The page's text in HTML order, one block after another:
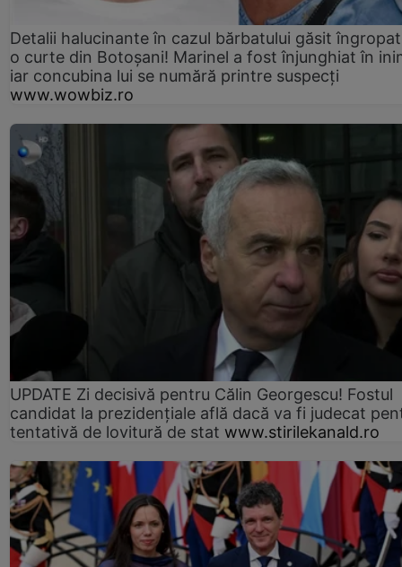
Detalii halucinante în cazul bărbatului găsit
o curte din Botoșani! Marinel a fost înjunghiat în
iar concubina lui se numără printre suspecți
www.wowbiz.ro
UPDATE Zi decisivă pentru Călin Georgescu! Fostul
candidat la prezidențiale află dacă va fi judecat
tentativă de lovitură de stat www.stirilekanald.ro